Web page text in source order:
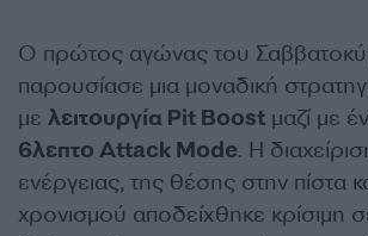
Ο πρώτος αγώνας του
παρουσίασε μια μοναδική
με λειτουργία Pit Boost μαζί με
6λεπτο Attack Mode. Η
ενέργειας, της θέσης στην πίστα
χρονισμού αποδείχθηκε κρίσιμη